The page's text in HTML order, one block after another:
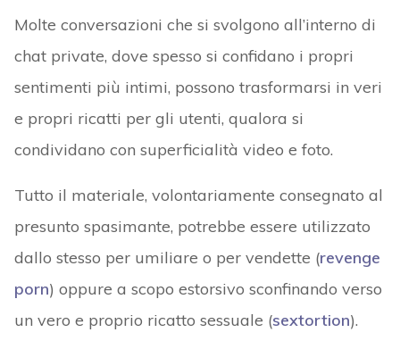
Molte conversazioni che si svolgono all’interno di
chat private, dove spesso si confidano i propri
sentimenti più intimi, possono trasformarsi in veri
e propri ricatti per gli utenti, qualora si
condividano con superficialità video e foto.
Tutto il materiale, volontariamente consegnato al
presunto spasimante, potrebbe essere utilizzato
dallo stesso per umiliare o per vendette (revenge
porn) oppure a scopo estorsivo sconfinando verso
un vero e proprio ricatto sessuale (sextortion).